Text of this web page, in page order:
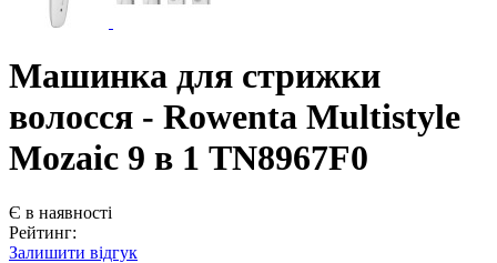
Машинка для стрижки
волосся - Rowenta Multistyle
Mozaic 9 в 1 TN8967F0
Є в наявності
Рейтинг:
Залишити відгук